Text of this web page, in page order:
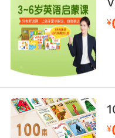
音乐或节奏的隐喻
of a different drum
路”。例如： She
of a different
her unique.（她总
处。） Drum roll,
将揭晓重要消息”
drum roll, please…
准备……约翰！） 这
¥
¥